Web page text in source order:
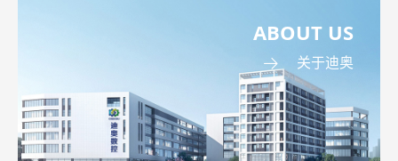
ABOUT US
关于迪奥